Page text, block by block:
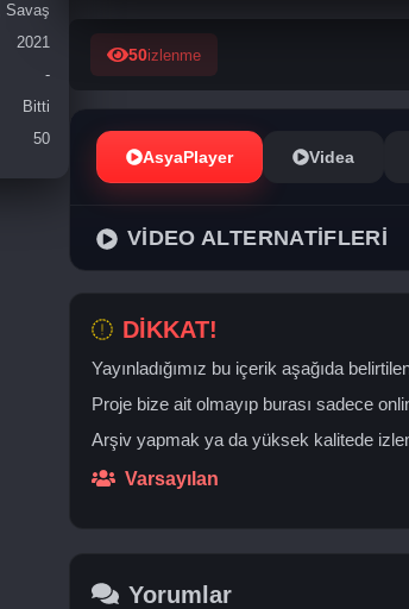
Savaş
2021
-
Bitti
50
50izlenme
AsyaPlayer Videa
VİDEO ALTERNATİFLERİ
DİKKAT!
Yayınladığımız bu içerik aşağıda
Proje bize ait olmayıp burası sadece
Arşiv yapmak ya da yüksek kalitede
Varsayılan
Yorumlar